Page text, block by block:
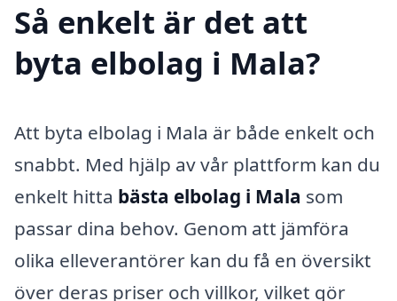
Så enkelt är det att
byta elbolag i Mala?
Att byta elbolag i Mala är både enkelt och
snabbt. Med hjälp av vår plattform kan du
enkelt hitta bästa elbolag i Mala som
passar dina behov. Genom att jämföra
olika elleverantörer kan du få en översikt
över deras priser och villkor, vilket gör